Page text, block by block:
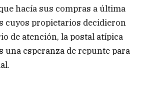
hacía sus compras a última
cuyos propietarios decidieron
de atención, la postal atípica
una esperanza de repunte para